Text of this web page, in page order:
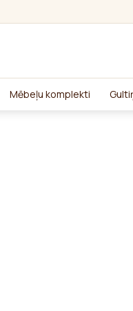
Mēbeļu komplekti